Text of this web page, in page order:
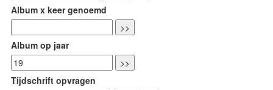
Album x keer genoemd
Album op jaar
Tijdschrift opvragen